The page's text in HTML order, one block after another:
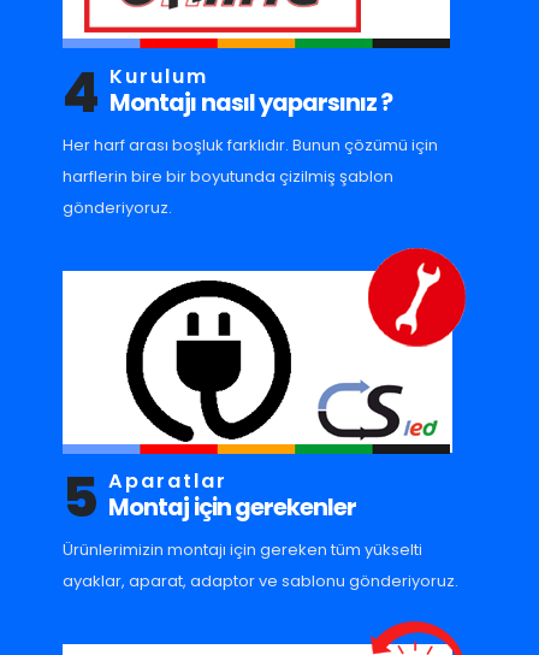
4 Kurulum
Montajı nasıl yaparsınız ?
Her harf arası boşluk farklıdır. Bunun çözümü için
harflerin bire bir boyutunda çizilmiş şablon
gönderiyoruz.
5 Aparatlar
Montaj için gerekenler
Ürünlerimizin montajı için gereken tüm yükselti
ayaklar, aparat, adaptor ve sablonu gönderiyoruz.